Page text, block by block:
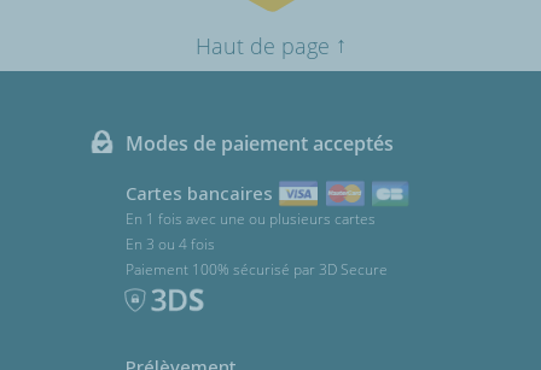
Haut de page ↑
Modes de paiement acceptés
Cartes bancaires
En 1 fois avec une ou plusieurs cartes
En 3 ou 4 fois
Paiement 100% sécurisé par 3D Secure